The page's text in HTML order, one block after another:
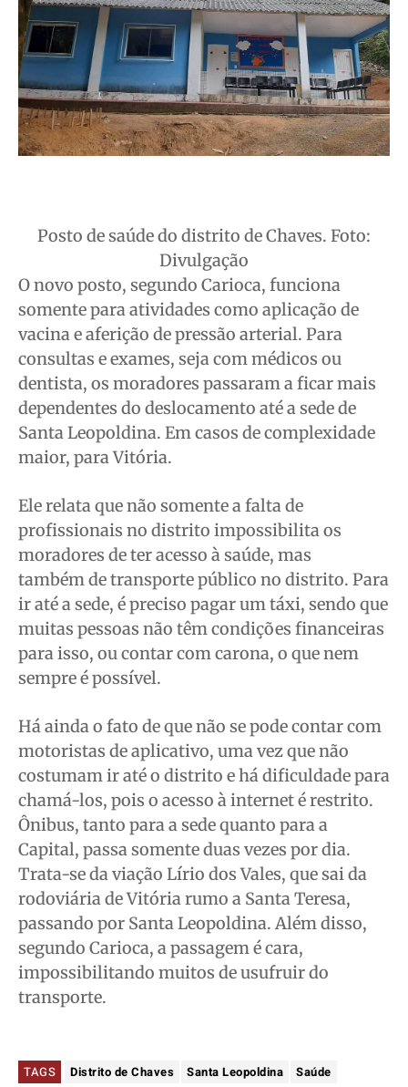
Posto de saúde do distrito de Chaves. Foto:
Divulgação
O novo posto, segundo Carioca, funciona
somente para atividades como aplicação de
vacina e aferição de pressão arterial. Para
consultas e exames, seja com médicos ou
dentista, os moradores passaram a ficar mais
dependentes do deslocamento até a sede de
Santa Leopoldina. Em casos de complexidade
maior, para Vitória.
Ele relata que não somente a falta de
profissionais no distrito impossibilita os
moradores de ter acesso à saúde, mas
também de transporte público no distrito. Para
ir até a sede, é preciso pagar um táxi, sendo que
muitas pessoas não têm condições financeiras
para isso, ou contar com carona, o que nem
sempre é possível.
Há ainda o fato de que não se pode contar com
motoristas de aplicativo, uma vez que não
costumam ir até o distrito e há dificuldade para
chamá-los, pois o acesso à internet é restrito.
Ônibus, tanto para a sede quanto para a
Capital, passa somente duas vezes por dia.
Trata-se da viação Lírio dos Vales, que sai da
rodoviária de Vitória rumo a Santa Teresa,
passando por Santa Leopoldina. Além disso,
segundo Carioca, a passagem é cara,
impossibilitando muitos de usufruir do
transporte.
TAGS Distrito de Chaves Santa Leopoldina Saúde